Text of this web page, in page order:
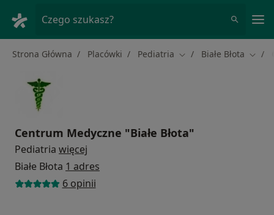
Czego szukasz?
Strona Główna Placówki Pediatria Zmień miasto
Białe Błota
Centrum Medyczne "Białe Błota"
Pediatria więcej
Białe Błota 1 adres
6 opinii